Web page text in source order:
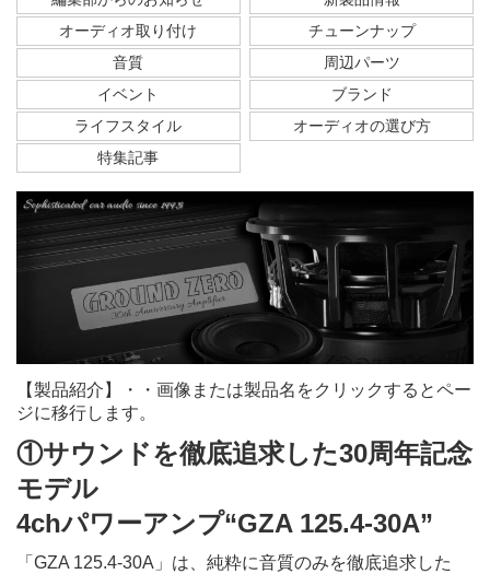
オーディオ取り付け
チューンナップ
音質
周辺パーツ
イベント
ブランド
ライフスタイル
オーディオの選び方
特集記事
【製品紹介】・・画像または製品名をクリックするとペー
ジに移行します。
①サウンドを徹底追求した30周年記念
モデル
4chパワーアンプ“GZA 125.4-30A”
「GZA 125.4-30A」は、純粋に音質のみを徹底追求した